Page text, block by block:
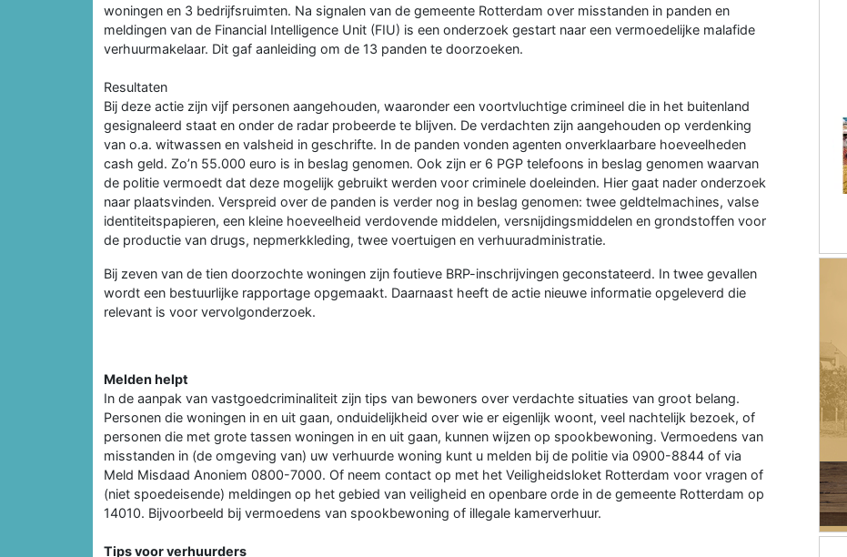
woningen en 3 bedrijfsruimten. Na signalen van de gemeente Rotterdam over misstanden in panden en
meldingen van de Financial Intelligence Unit (FIU) is een onderzoek gestart naar een vermoedelijke malafide
verhuurmakelaar. Dit gaf aanleiding om de 13 panden te doorzoeken.
Resultaten
Bij deze actie zijn vijf personen aangehouden, waaronder een voortvluchtige crimineel die in het buitenland
gesignaleerd staat en onder de radar probeerde te blijven. De verdachten zijn aangehouden op verdenking
van o.a. witwassen en valsheid in geschrifte. In de panden vonden agenten onverklaarbare hoeveelheden
cash geld. Zo’n 55.000 euro is in beslag genomen. Ook zijn er 6 PGP telefoons in beslag genomen waarvan
de politie vermoedt dat deze mogelijk gebruikt werden voor criminele doeleinden. Hier gaat nader onderzoek
naar plaatsvinden. Verspreid over de panden is verder nog in beslag genomen: twee geldtelmachines, valse
identiteitspapieren, een kleine hoeveelheid verdovende middelen, versnijdingsmiddelen en grondstoffen voor
de productie van drugs, nepmerkkleding, twee voertuigen en verhuuradministratie.
Bij zeven van de tien doorzochte woningen zijn foutieve BRP-inschrijvingen geconstateerd. In twee gevallen
wordt een bestuurlijke rapportage opgemaakt. Daarnaast heeft de actie nieuwe informatie opgeleverd die
relevant is voor vervolgonderzoek.
Melden helpt
In de aanpak van vastgoedcriminaliteit zijn tips van bewoners over verdachte situaties van groot belang.
Personen die woningen in en uit gaan, onduidelijkheid over wie er eigenlijk woont, veel nachtelijk bezoek, of
personen die met grote tassen woningen in en uit gaan, kunnen wijzen op spookbewoning. Vermoedens van
misstanden in (de omgeving van) uw verhuurde woning kunt u melden bij de politie via 0900-8844 of via
Meld Misdaad Anoniem 0800-7000. Of neem contact op met het Veiligheidsloket Rotterdam voor vragen of
(niet spoedeisende) meldingen op het gebied van veiligheid en openbare orde in de gemeente Rotterdam op
14010. Bijvoorbeeld bij vermoedens van spookbewoning of illegale kamerverhuur.
Tips voor verhuurders